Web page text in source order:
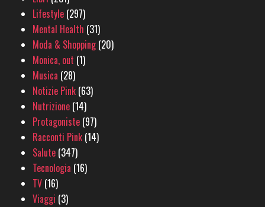
Lifestyle (297)
Mental Health (31)
Moda & Shopping(20)
Monica, out (1)
Musica (28)
Notizie Pink (63)
Nutrizione (14)
Protagoniste (97)
Racconti Pink (14)
Salute (347)
Tecnologia (16)
TV (16)
Viaggi (3)